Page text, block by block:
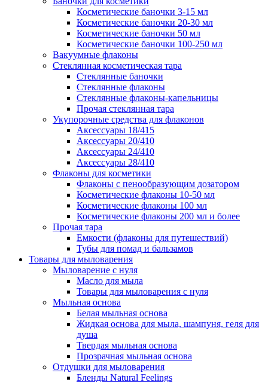
Косметические баночки 3-15 мл
Косметические баночки 20-30 мл
Косметические баночки 50 мл
Косметические баночки 100-250 мл
Вакуумные флаконы
Стеклянная косметическая тара
Стеклянные баночки
Стеклянные флаконы
Стеклянные флаконы-капельницы
Прочая стеклянная тара
Укупорочные средства для флаконов
Аксессуары 18/415
Аксессуары 20/410
Аксессуары 24/410
Аксессуары 28/410
Флаконы для косметики
Флаконы с пенообразующим дозатором
Косметические флаконы 10-50 мл
Косметические флаконы 100 мл
Косметические флаконы 200 мл и более
Прочая тара
Емкости (флаконы для путешествий)
Тубы для помад и бальзамов
Товары для мыловарения
Мыловарение с нуля
Масло для мыла
Товары для мыловарения с нуля
Мыльная основа
Белая мыльная основа
Жидкая основа для мыла, шампуня, геля для
душа
Твердая мыльная основа
Прозрачная мыльная основа
Отдушки для мыловарения
Бленды Natural Feelings